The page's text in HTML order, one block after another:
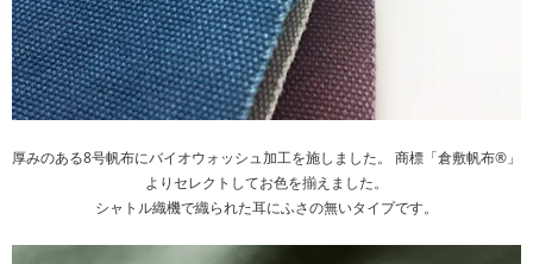
厚みのある8号帆布にバイオウォッシュ加工を施しました。 商標「倉敷帆布®」
よりセレクトしてお色を揃えました。
シャトル織機で織られた耳にふさの無いタイプです。